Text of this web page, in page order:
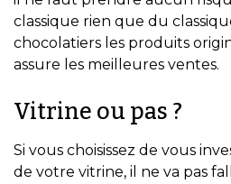
classique rien que du
chocolatiers les produits
assure les meilleures ventes.
Vitrine ou pas ?
Si vous choisissez de vous
de votre vitrine, il ne va pas